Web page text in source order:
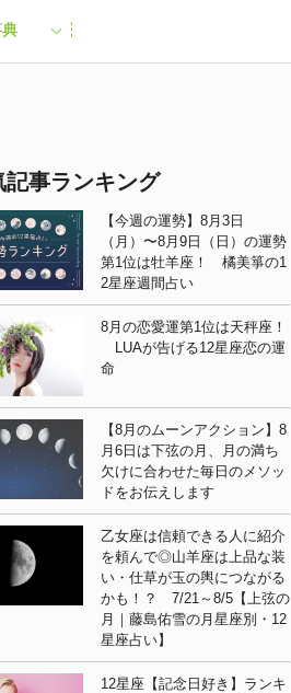
記事ランキング
【今週の運勢】8月3日
（月）〜8月9日（日）の運勢
第1位は牡羊座！ 橘美箏の1
2星座週間占い
8月の恋愛運第1位は天秤座！
LUAが告げる12星座恋の運
命
【8月のムーンアクション】8
月6日は下弦の月、月の満ち
欠けに合わせた毎日のメソッ
ドをお伝えします
乙女座は信頼できる人に紹介
を頼んで◎山羊座は上品な装
い・仕草が玉の輿につながる
かも！？ 7/21～8/5【上弦の
月｜藤島佑雪の月星座別・12
星座占い】
12星座【記念日好き】ランキ